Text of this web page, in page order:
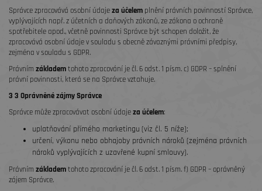
Správce zpracovává osobní údajeza účelem plnění právních povinností Správce,
vyplývajících např. z účetních a daňových zákonů, ze zákona o ochraně
spotřebitele apod., včetně povinnosti Správce být schopen doložit, že
zpracovává osobní údaje v souladu s obecně závaznými právními předpisy,
zejména v souladu s GDPR.
Právním základemtohoto zpracování je čl. 6 odst. 1 písm. c) GDPR – splnění
právní povinnosti, která se na Správce vztahuje.
3 3 Oprávněné zájmy Správce
Správce může zpracovávat osobní údajeza účelem:
uplatňování přímého marketingu (viz čl. 5 níže);
určení, výkonu nebo obhajoby právních nároků (zejména právních
nároků vyplývajících z uzavřené kupní smlouvy).
Právním základemtohoto zpracování je čl. 6 odst. 1 písm. f) GDPR – oprávněný
zájem Správce.